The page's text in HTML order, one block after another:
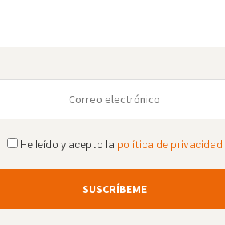
He leído y acepto la política de privacidad